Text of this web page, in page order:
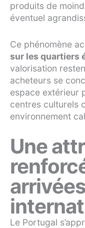
produits de
éventuel
Ce phénomène
sur les quartiers
valorisation
acheteurs se
espace extérieur
centres culturels
environnement
Une
arrivées
Le Portugal